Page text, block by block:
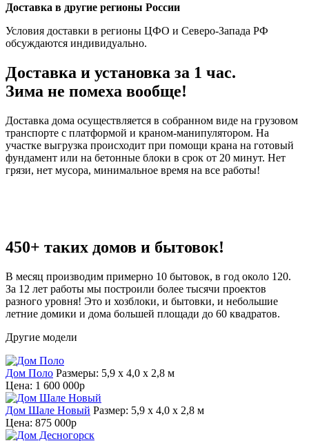
Доставка в другие регионы России
Условия доставки в регионы ЦФО и Северо-Запада РФ
обсуждаются индивидуально.
Доставка и установка за 1 час.
Зима не помеха вообще!
Доставка дома осуществляется в собранном виде на грузовом
транспорте с платформой и краном-манипулятором. На
участке выгрузка происходит при помощи крана на готовый
фундамент или на бетонные блоки в срок от 20 минут. Нет
грязи, нет мусора, минимальное время на все работы!
450+ таких домов и бытовок!
В месяц производим примерно 10 бытовок, в год около 120.
За 12 лет работы мы построили более тысячи проектов
разного уровня! Это и хозблоки, и бытовки, и небольшие
летние домики и дома большей площади до 60 квадратов.
Другие модели
Дом Поло Размеры: 5,9 x 4,0 x 2,8 м
Цена: 1 600 000р
Дом Шале Новый Размер: 5,9 x 4,0 x 2,8 м
Цена: 875 000р